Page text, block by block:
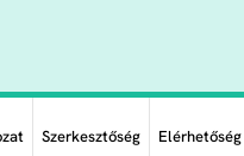
Szerkesztőség Elérhetőség